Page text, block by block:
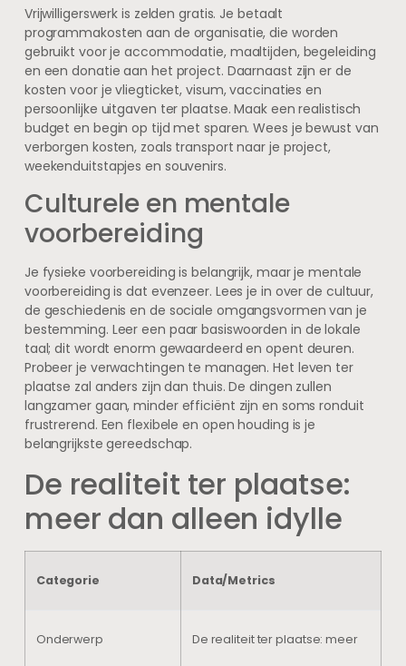
Vrijwilligerswerk is zelden gratis. Je betaalt
programmakosten aan de organisatie, die worden
gebruikt voor je accommodatie, maaltijden, begeleiding
en een donatie aan het project. Daarnaast zijn er de
kosten voor je vliegticket, visum, vaccinaties en
persoonlijke uitgaven ter plaatse. Maak een realistisch
budget en begin op tijd met sparen. Wees je bewust van
verborgen kosten, zoals transport naar je project,
weekenduitstapjes en souvenirs.
Culturele en mentale
voorbereiding
Je fysieke voorbereiding is belangrijk, maar je mentale
voorbereiding is dat evenzeer. Lees je in over de cultuur,
de geschiedenis en de sociale omgangsvormen van je
bestemming. Leer een paar basiswoorden in de lokale
taal; dit wordt enorm gewaardeerd en opent deuren.
Probeer je verwachtingen te managen. Het leven ter
plaatse zal anders zijn dan thuis. De dingen zullen
langzamer gaan, minder efficiënt zijn en soms ronduit
frustrerend. Een flexibele en open houding is je
belangrijkste gereedschap.
De realiteit ter plaatse:
meer dan alleen idylle
Categorie Data/Metrics
Onderwerp De realiteit ter plaatse: meer